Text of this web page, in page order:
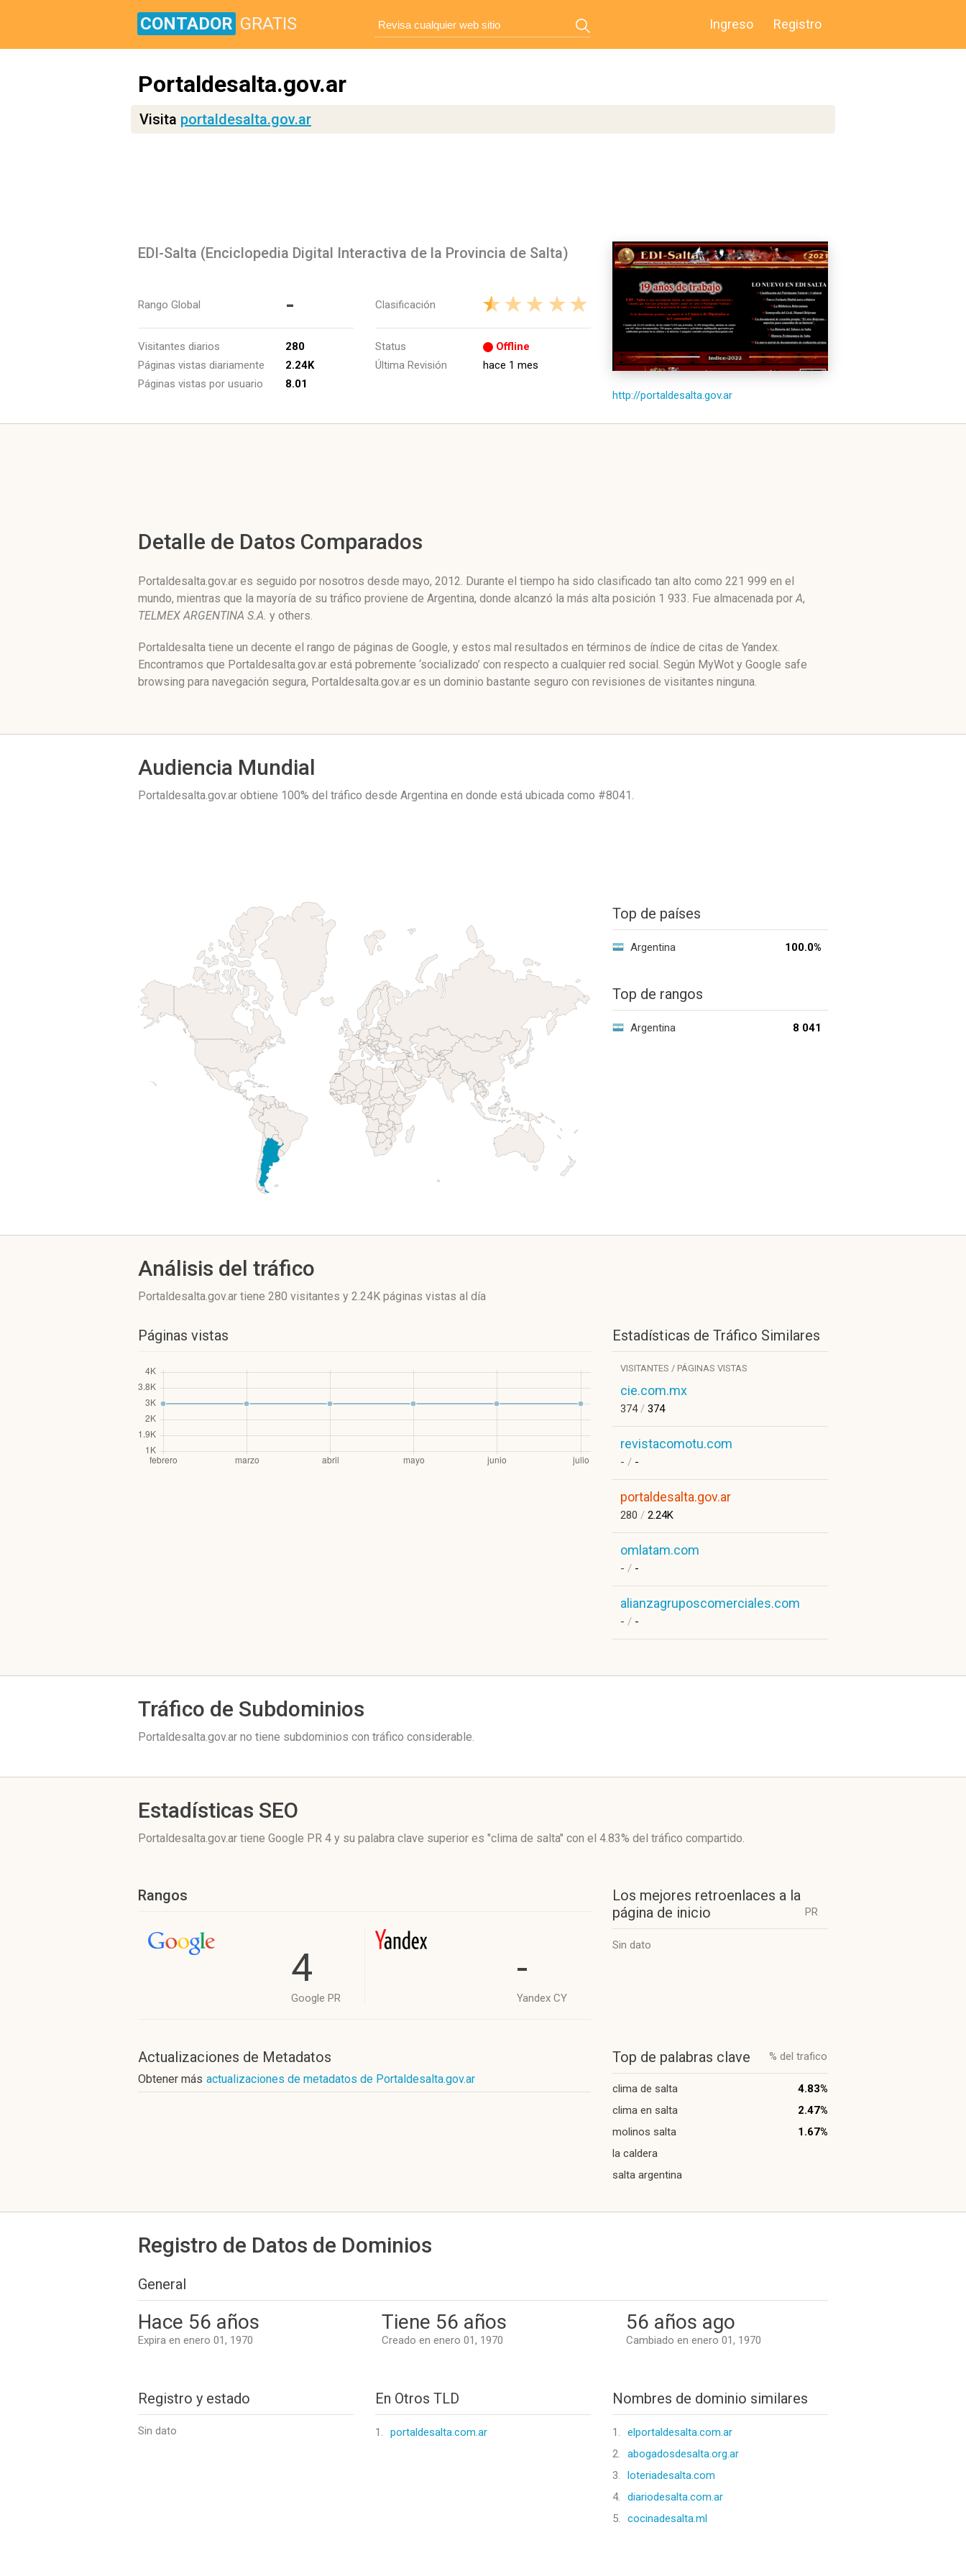
CONTADOR GRATIS Ingreso Registro
Portaldesalta.gov.ar
Visita portaldesalta.gov.ar
EDI-Salta (Enciclopedia Digital Interactiva de la Provincia de Salta)
Rango Global -
Visitantes diarios
280
Páginas vistas diariamente
2.24K
Páginas vistas por usuario
8.01
Clasificación
Status
Offline
Última Revisión
hace 1 mes
http://portaldesalta.gov.ar
Detalle de Datos Comparados
Portaldesalta.gov.ar es seguido por nosotros desde mayo, 2012. Durante el tiempo ha sido clasificado tan alto como 221 999 en el
mundo, mientras que la mayoría de su tráfico proviene de Argentina, donde alcanzó la más alta posición 1 933. Fue almacenada porA,
TELMEX ARGENTINA S.A. y others.
Portaldesalta tiene un decente el rango de páginas de Google, y estos mal resultados en términos de índice de citas de Yandex.
Encontramos que Portaldesalta.gov.ar está pobremente ‘socializado’ con respecto a cualquier red social. Según MyWot y Google safe
browsing para navegación segura, Portaldesalta.gov.ar es un dominio bastante seguro con revisiones de visitantes ninguna.
Audiencia Mundial
Portaldesalta.gov.ar obtiene 100% del tráfico desde Argentina en donde está ubicada como #8041.
Top de países
Argentina 100.0%
Top de rangos
Argentina 8 041
Análisis del tráfico
Portaldesalta.gov.ar tiene 280 visitantes y 2.24K páginas vistas al día
Páginas vistas Estadísticas de Tráfico Similares
VISITANTES / PÁGINAS VISTAS
cie.com.mx
374/ 374
revistacomotu.com
- / -
portaldesalta.gov.ar
280 / 2.24K
omlatam.com
- / -
alianzagruposcomerciales.com
- / -
Tráfico de Subdominios
Portaldesalta.gov.ar no tiene subdominios con tráfico considerable.
Estadísticas SEO
Portaldesalta.gov.ar tiene Google PR 4 y su palabra clave superior es "clima de salta" con el 4.83% del tráfico compartido.
Rangos
4
Google PR
-
Yandex CY
Actualizaciones de Metadatos
Obtener más actualizaciones de metadatos de Portaldesalta.gov.ar
Los mejores retroenlaces a la
página de inicio
PR
Sin dato
Top de palabras clave % del trafico
clima de salta
4.83%
clima en salta
2.47%
molinos salta
1.67%
la caldera
salta argentina
Registro de Datos de Dominios
General
Hace 56 años
Expira en enero 01, 1970
Tiene 56 años
Creado en enero 01, 1970
56 años ago
Cambiado en enero 01, 1970
Registro y estado
Sin dato
En Otros TLD
1. portaldesalta.com.ar
Nombres de dominio similares
1.
elportaldesalta.com.ar
2.
abogadosdesalta.org.ar
3.
loteriadesalta.com
4.
diariodesalta.com.ar
5.
cocinadesalta.ml